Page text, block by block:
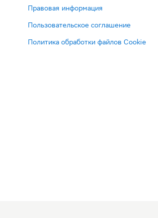
Правовая информация
Пользовательское соглашение
Политика обработки файлов Cookie